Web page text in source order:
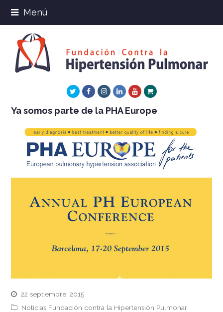
Menú
TwitterFacebookInstagram
LinkedInYoutube
Xing
Ya somos parte de la PHA Europe
22 septiembre, 2015
Noticias Fundación contra la Hipertensión Pulmonar